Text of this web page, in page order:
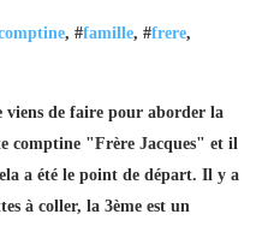
, #famille, #frere,
viens de faire pour aborder la
comptine "Frère Jacques" et il
a été le point de départ. Il y a
à coller, la 3ème est un